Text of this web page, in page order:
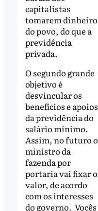
capitalistas
tomarem dinheiro
do povo, do que a
previdência
privada.
O segundo grande
objetivo é
desvincular os
benefícios e apoios
da previdência do
salário mínimo.
Assim, no futuro o
ministro da
fazenda por
portaria vai fixar o
valor, de acordo
com os interesses
do governo. Vocês